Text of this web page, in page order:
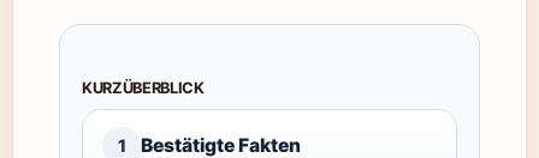
KURZÜBERBLICK
1 Bestätigte Fakten